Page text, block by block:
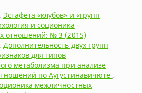
Эстафета «клубов» и «групп
и соционика
отношений: № 3 (2015)
Дополнительность двух групп
для типов
метаболизма при анализе
по Аугустинавичюте ,
межличностных